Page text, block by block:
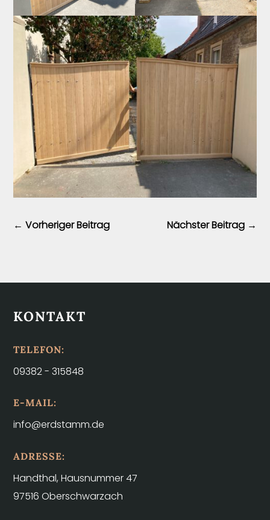
←Vorheriger Beitrag Nächster Beitrag→
KONTAKT
TELEFON:
09382 - 315848
E-MAIL:
info@erdstamm.de
ADRESSE:
Handthal, Hausnummer 47
97516 Oberschwarzach